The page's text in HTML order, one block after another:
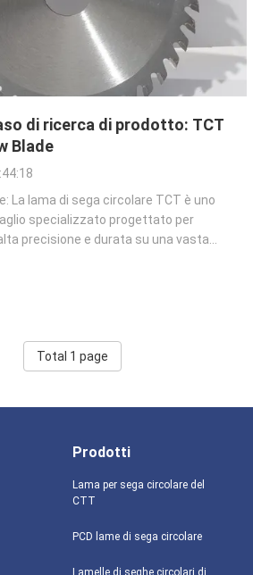
di ricerca di prodotto: TCT
Blade
La lama di sega circolare TCT è uno
specializzato progettato per
precisione e durata su una vasta
Total 1 page
Prodotti
Lama per sega circolare del
CTT
PCD lame di sega circolare
Lamelle di seghe circolari di